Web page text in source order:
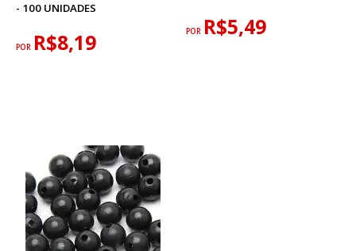
- 100 UNIDADES
POR R$8,19 POR R$5,49